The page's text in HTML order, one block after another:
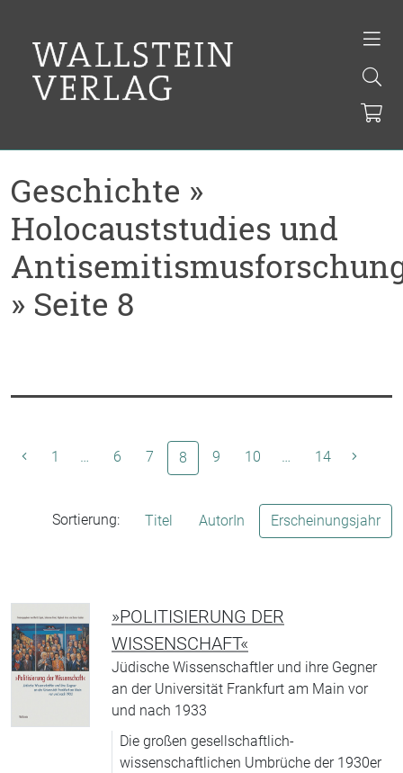
Geschichte »
Holocauststudies und
» Seite 8
1 … 6 7 8 (aktuelle Seite)
9 10 … 14
Sortierung: Titel AutorIn Erscheinungsjahr
»POLITISIERUNG DER
WISSENSCHAFT«
Jüdische Wissenschaftler und ihre Gegner
an der Universität Frankfurt am Main vor
und nach 1933
Die großen gesellschaftlich-
wissenschaftlichen Umbrüche der 1930er